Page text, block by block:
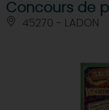
Concours de
45270 - LADON